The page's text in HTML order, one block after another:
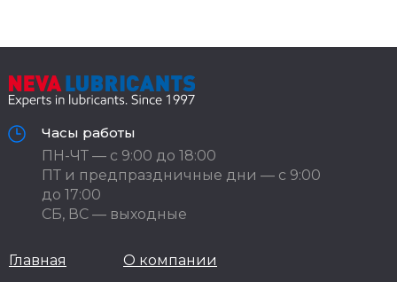
Часы работы
ПН-ЧТ — с 9:00 до 18:00
ПТ и предпраздничные дни — с 9:00
до 17:00
СБ, ВС — выходные
Главная О компании